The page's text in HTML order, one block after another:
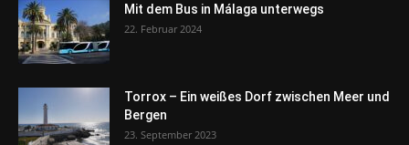
Mit dem Bus in Málaga unterwegs
22. Februar 2024
Torrox – Ein weißes Dorf zwischen Meer und
Bergen
23. September 2023